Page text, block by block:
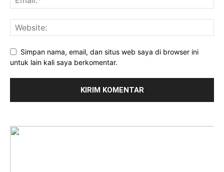
Simpan nama, email, dan situs web saya di browser ini
untuk lain kali saya berkomentar.